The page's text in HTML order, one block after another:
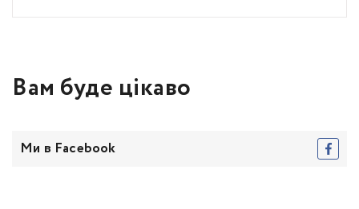
Вам буде цікаво
Ми в Facebook